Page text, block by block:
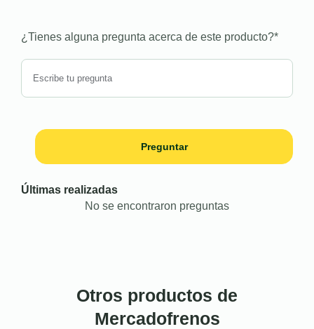
¿Tienes alguna pregunta acerca de este producto?*
Preguntar
Últimas realizadas
No se encontraron preguntas
Otros productos de
Mercadofrenos